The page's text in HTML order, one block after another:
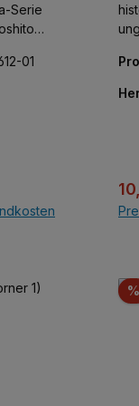
Serie
Spin-
über
01
so
%